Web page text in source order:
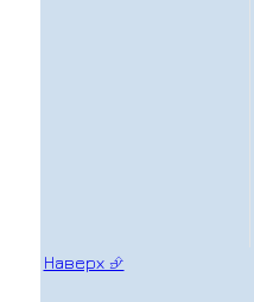
Наверх ⮵